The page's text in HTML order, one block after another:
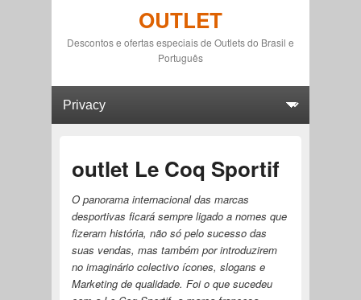
OUTLET
Descontos e ofertas especiais de Outlets do Brasil e
Português
outlet Le Coq Sportif
O panorama internacional das marcas
desportivas ficará sempre ligado a nomes que
fizeram história, não só pelo sucesso das
suas vendas, mas também por introduzirem
no imaginário colectivo ícones, slogans e
Marketing de qualidade. Foi o que sucedeu